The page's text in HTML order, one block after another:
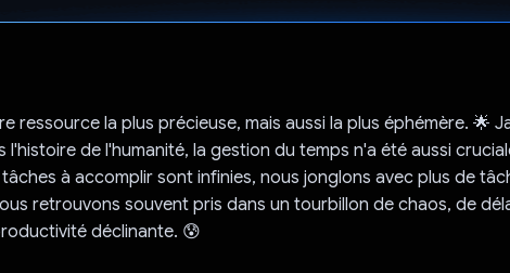
ressource la plus précieuse, mais aussi la plus éphémère. 🌟
l'histoire de l'humanité, la gestion du temps n'a été aussi
à accomplir sont infinies, nous jonglons avec plus de
retrouvons souvent pris dans un tourbillon de chaos, de
déclinante. 😰